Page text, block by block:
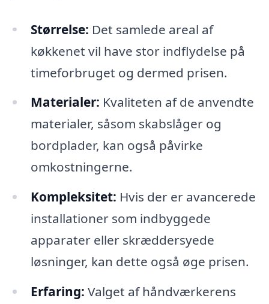
Størrelse: Det samlede areal af
køkkenet vil have stor indflydelse på
timeforbruget og dermed prisen.
Materialer: Kvaliteten af de anvendte
materialer, såsom skabslåger og
bordplader, kan også påvirke
omkostningerne.
Kompleksitet: Hvis der er avancerede
installationer som indbyggede
apparater eller skræddersyede
løsninger, kan dette også øge prisen.
Erfaring: Valget af håndværkerens